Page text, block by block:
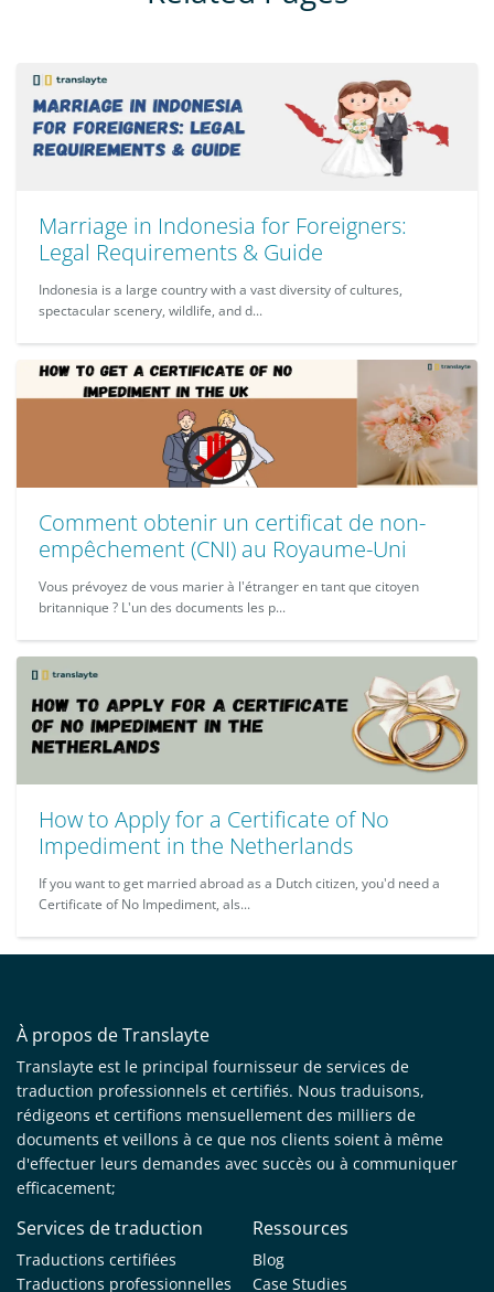
Marriage in Indonesia for Foreigners:
Legal Requirements & Guide
Indonesia is a large country with a vast diversity of cultures,
spectacular scenery, wildlife, and d...
Comment obtenir un certificat de non-
empêchement (CNI) au Royaume-Uni
Vous prévoyez de vous marier à l'étranger en tant que citoyen
britannique ? L'un des documents les p...
How to Apply for a Certificate of No
Impediment in the Netherlands
If you want to get married abroad as a Dutch citizen, you'd need a
Certificate of No Impediment, als...
À propos de Translayte
Translayte est le principal fournisseur de services de
traduction professionnels et certifiés. Nous traduisons,
rédigeons et certifions mensuellement des milliers de
documents et veillons à ce que nos clients soient à même
d'effectuer leurs demandes avec succès ou à communiquer
efficacement;
Services de traduction
Traductions certifiées
Traductions professionnelles
Ressources
Blog
Case Studies